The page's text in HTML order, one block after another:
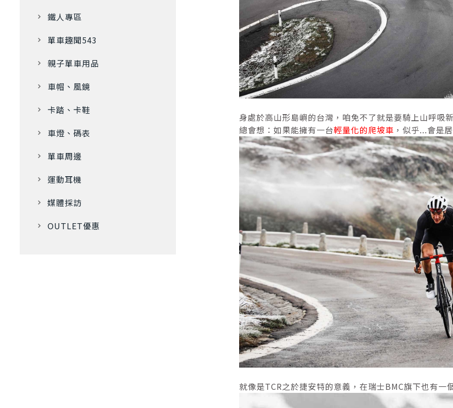
鐵人專區
單車趣聞543
親子單車用品
車帽、風鏡
卡踏、卡鞋
車燈、碼表
單車周邊
運動耳機
媒體採訪
OUTLET優惠
身處於高山形島嶼的台灣，咱免不了就是要騎上山呼
總會想：如果能擁有一台輕量化的爬坡車 ，似乎...會是
就像是TCR之於捷安特的意義，在瑞士BMC旗下也有一